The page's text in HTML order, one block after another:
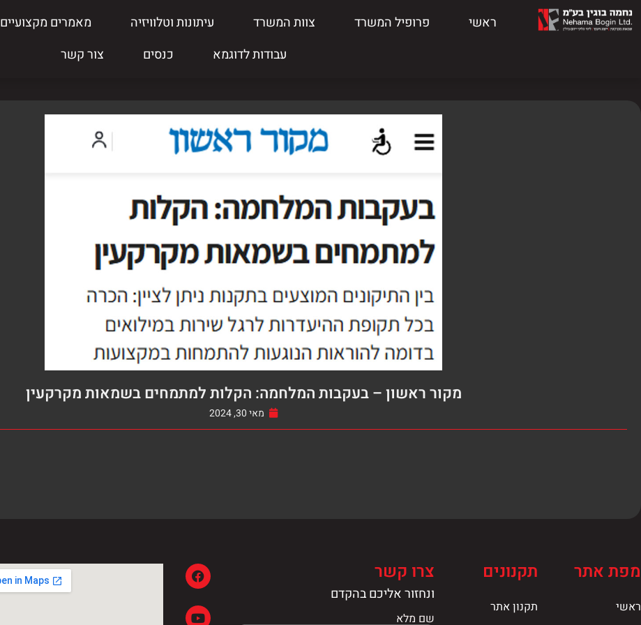
ראשי פרופיל המשרד צוות המשרד עיתונות וטלוויזיה מאמרים מקצועיים
עבודות לדוגמא
כנסים צור קשר
מקור ראשון – בעקבות המלחמה: הקלות למתמחים בשמאות מקרקעין
מאי 30, 2024
מפת אתר
ראשי
תקנונים
תקנון אתר
צרו קשר
ונחזור אליכם בהקדם
שם מלא